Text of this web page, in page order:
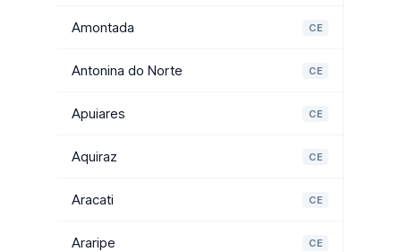
Amontada CE
Antonina do Norte CE
Apuiares CE
Aquiraz CE
Aracati CE
Araripe CE